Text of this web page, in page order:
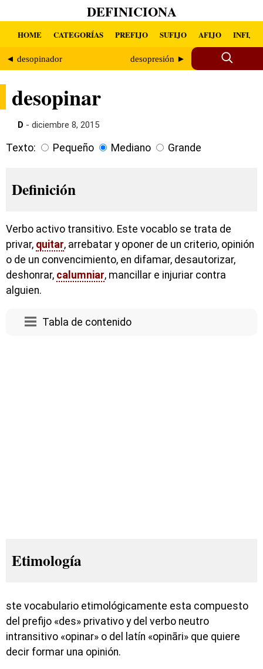
DEFINICIONA
HOME CATEGORÍAS PREFIJO SUFIJO AFIJO INFIJO
◄ desopinador desopresión ►
desopinar
D - diciembre 8, 2015
Texto: Pequeño Mediano Grande
Definición
Verbo activo transitivo. Este vocablo se trata de
privar, quitar, arrebatar y oponer de un criterio, opinión
o de un convencimiento, en difamar, desautorizar,
deshonrar, calumniar, mancillar e injuriar contra
alguien.
Tabla de contenido
Etimología
ste vocabulario etimológicamente esta compuesto
del prefijo «des» privativo y del verbo neutro
intransitivo «opinar» o del latín «opināri» que quiere
decir formar una opinión.